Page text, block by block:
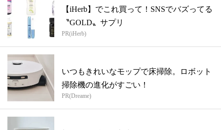
【iHerb】でこれ買って！SNSでバズってる
〝GOLD〟サプリ
PR(iHerb)
いつもきれいなモップで床掃除。ロボット
掃除機の進化がすごい！
PR(Dreame)